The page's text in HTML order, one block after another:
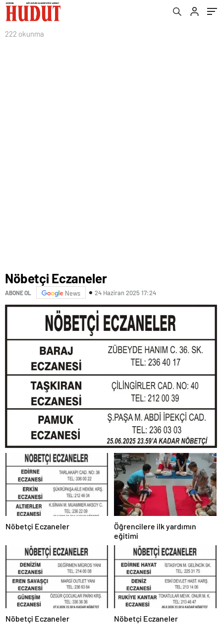
222 okunma
Nöbetçi Eczaneler
ABONE OL News 24 Haziran 2025 17:24
Nöbetçi Eczaneler
Öğrencilere ilk yardımın
eğitimi
Nöbetçi Eczaneler Nöbetçi Eczaneler